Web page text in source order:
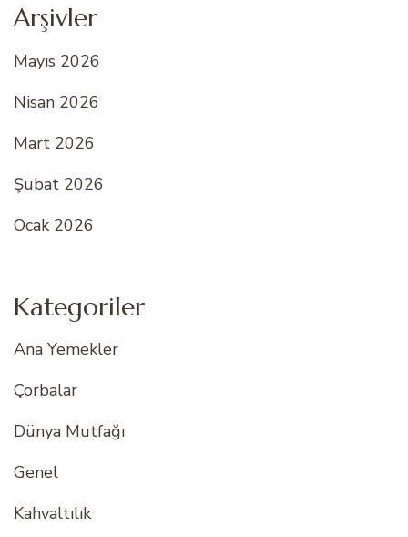
Arşivler
Mayıs 2026
Nisan 2026
Mart 2026
Şubat 2026
Ocak 2026
Kategoriler
Ana Yemekler
Çorbalar
Dünya Mutfağı
Genel
Kahvaltılık